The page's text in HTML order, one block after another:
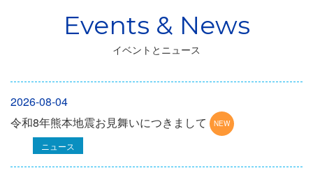
イベントとニュース
2026-08-04
令和8年熊本地震お見舞いにつきまして
ニュース